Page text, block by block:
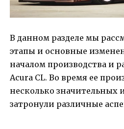
В данном разделе мы
этапы и основные
началом производства и
Acura CL. Во время ее
несколько значительных
затронули различные